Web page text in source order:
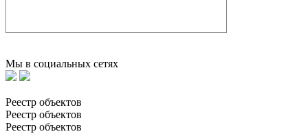
Мы в социальных сетях
Реестр объектов
Реестр объектов
Реестр объектов